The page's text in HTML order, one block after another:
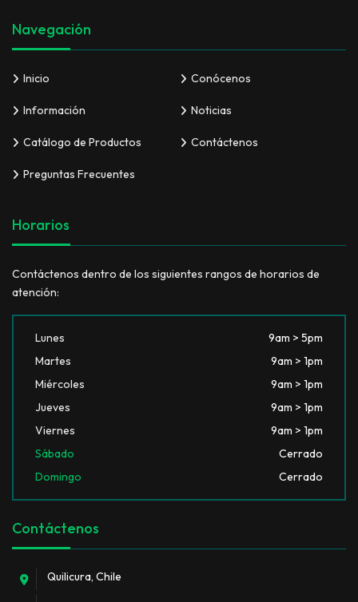
Navegación
Inicio Conócenos
Información Noticias
Catálogo de Productos Contáctenos
Preguntas Frecuentes
Horarios
Contáctenos dentro de los siguientes rangos de horarios de
atención:
Lunes
9am > 5pm
Martes
9am > 1pm
Miércoles
9am > 1pm
Jueves
9am > 1pm
Viernes
9am > 1pm
Sábado
Cerrado
Domingo
Cerrado
Contáctenos
Quilicura, Chile